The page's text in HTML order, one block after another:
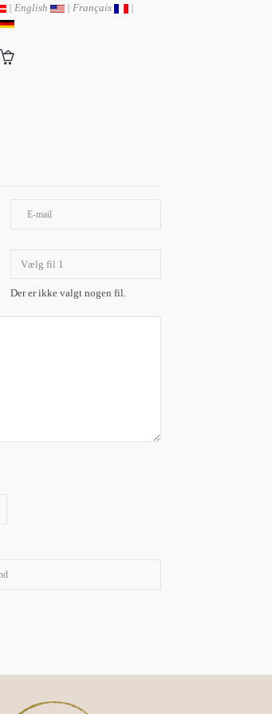
| English | Français
|
Vælg fil 1
Der er ikke valgt nogen fil.